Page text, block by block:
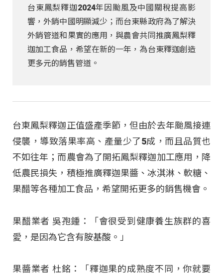
台東鳳梨釋迦2024年因颱風及中國關稅提高影
響，外銷中國明顯減少；而台東縣政府為了解決
外銷管道和果實的應用，與農會共同推廣鳳梨釋
迦加工食品，希望在新的一年，為台東釋迦創造
更多元的銷售管道。
台東鳳梨釋迦正值盛產季節，但由於去年颱風接連
侵襲，導致落果率高、產量少了5成，而且品質也
不如往年；而農會為了開拓鳳梨釋迦加工應用，降
低農民損失，積極推廣釋迦果醬、冰淇淋、軟糖、
果醋等各種加工食品，希望開拓更多的銷售機會。
果醋業者 吳孢鍾：「會很受到健康養生族群的喜
愛，是因為它含有胺基酸。」
果醬業者 杜銘：「釋迦果的成熟度不同，你就要